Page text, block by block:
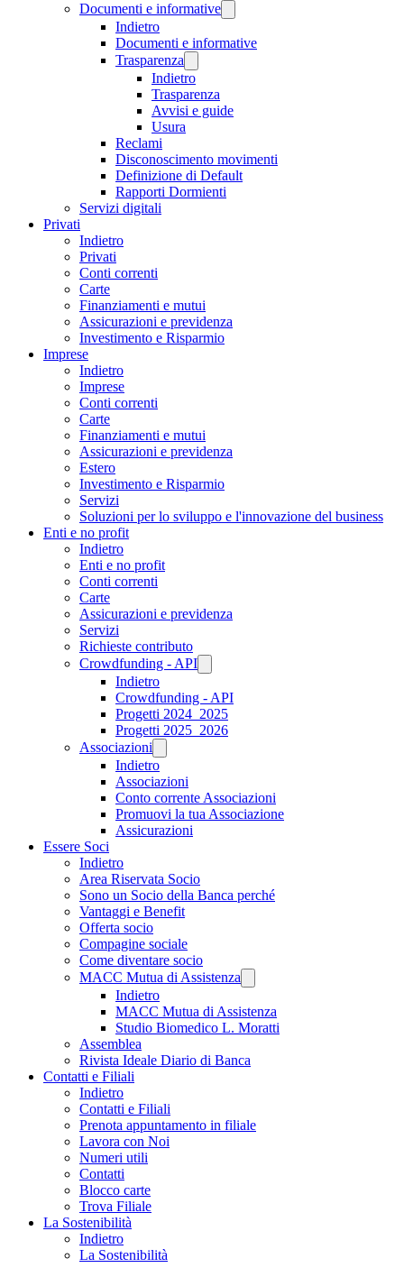
Documenti e informative
Indietro
Documenti e informative
Trasparenza
Indietro
Trasparenza
Avvisi e guide
Usura
Reclami
Disconoscimento movimenti
Definizione di Default
Rapporti Dormienti
Servizi digitali
Privati
Indietro
Privati
Conti correnti
Carte
Finanziamenti e mutui
Assicurazioni e previdenza
Investimento e Risparmio
Imprese
Indietro
Imprese
Conti correnti
Carte
Finanziamenti e mutui
Assicurazioni e previdenza
Estero
Investimento e Risparmio
Servizi
Soluzioni per lo sviluppo e l'innovazione del business
Enti e no profit
Indietro
Enti e no profit
Conti correnti
Carte
Assicurazioni e previdenza
Servizi
Richieste contributo
Crowdfunding - API
Indietro
Crowdfunding - API
Progetti 2024_2025
Progetti 2025_2026
Associazioni
Indietro
Associazioni
Conto corrente Associazioni
Promuovi la tua Associazione
Assicurazioni
Essere Soci
Indietro
Area Riservata Socio
Sono un Socio della Banca perché
Vantaggi e Benefit
Offerta socio
Compagine sociale
Come diventare socio
MACC Mutua di Assistenza
Indietro
MACC Mutua di Assistenza
Studio Biomedico L. Moratti
Assemblea
Rivista Ideale Diario di Banca
Contatti e Filiali
Indietro
Contatti e Filiali
Prenota appuntamento in filiale
Lavora con Noi
Numeri utili
Contatti
Blocco carte
Trova Filiale
La Sostenibilità
Indietro
La Sostenibilità